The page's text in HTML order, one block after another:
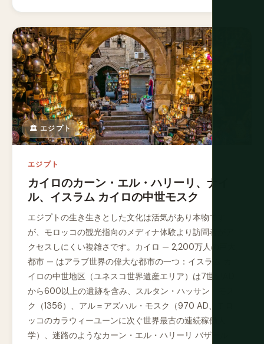
🏛️ エジプト
エジプト
カイロのカーン・エル・ハリーリ、ナイ
ル、イスラム カイロの中世モスク
エジプトの生き生きとした文化は活気があり本物です
が、モロッコの観光指向のメディナ体験より訪問者がア
クセスしにくい複雑さです。カイロ — 2,200万人の巨大
都市 — はアラブ世界の偉大な都市の一つ：イスラム カ
イロの中世地区（ユネスコ世界遺産エリア）は7世紀AD
から600以上の遺跡を含み、スルタン・ハッサン・モス
ク（1356）、アル＝アズハル・モスク（970 AD、モロ
ッコのカラウィーユーンに次ぐ世界最古の連続稼働大
学）、迷路のようなカーン・エル・ハリーリ バザール